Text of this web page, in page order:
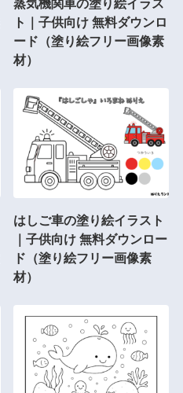
蒸気機関車の塗り絵イラス
ト｜子供向け 無料ダウンロ
ード（塗り絵フリー画像素
材）
はしご車の塗り絵イラスト
｜子供向け 無料ダウンロー
ド（塗り絵フリー画像素
材）